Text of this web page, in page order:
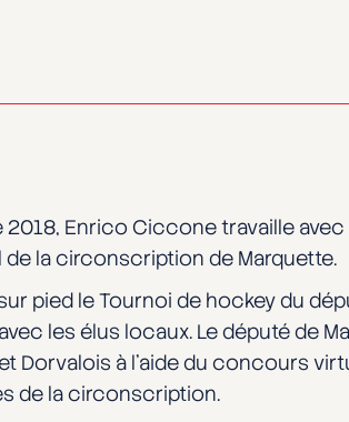
Enrico Ciccone travaille
la circonscription de Marquette.
pied le Tournoi de hockey du
les élus locaux. Le député de
Dorvalois à l’aide du concours
de la circonscription.